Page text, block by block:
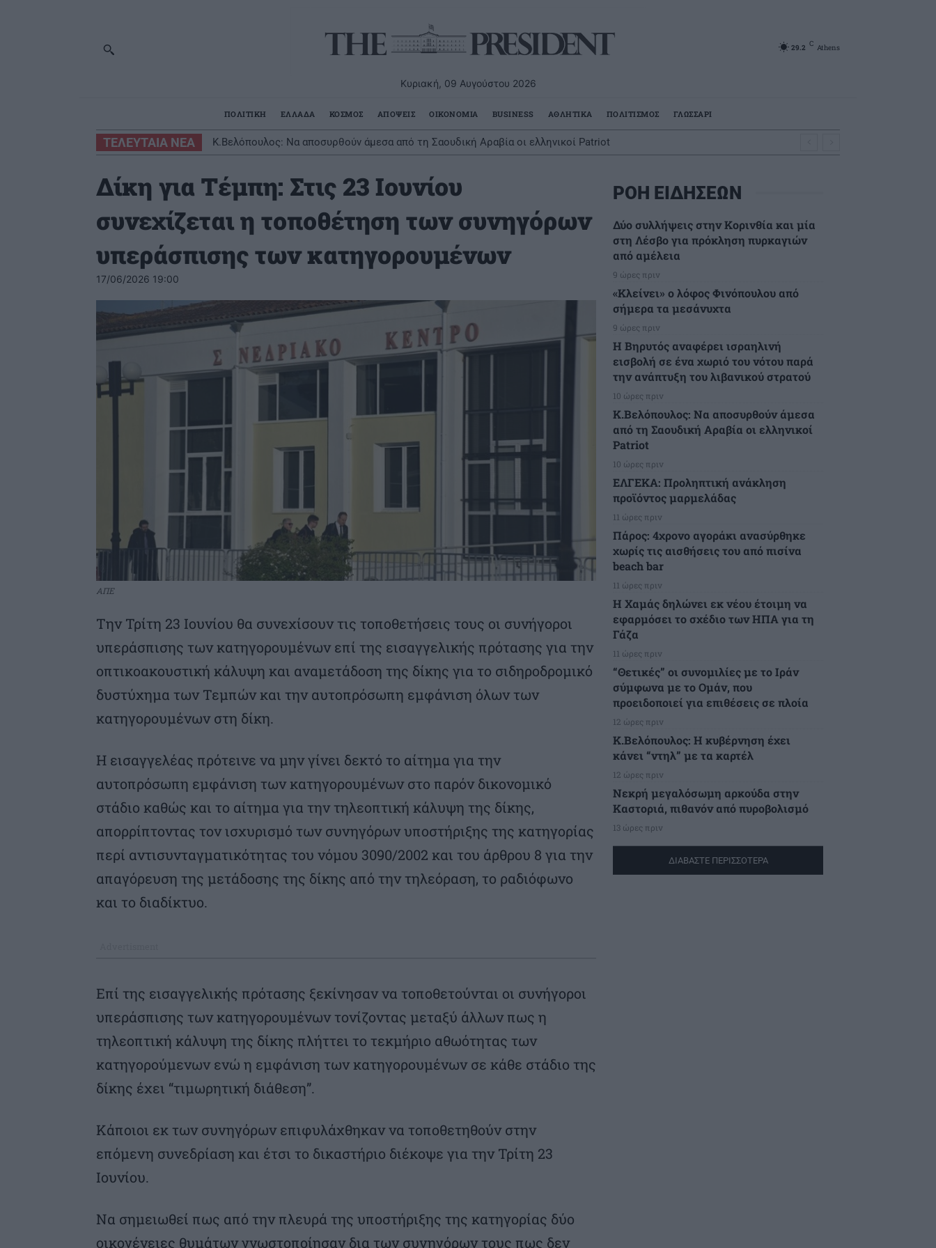
Κυριακή, 09 Αυγούστου 2026
29.2 C Athens
ΠΟΛΙΤΙΚΗ ΕΛΛΑΔΑ ΚΟΣΜΟΣ ΑΠΟΨΕΙΣ ΟΙΚΟΝΟΜΙΑ BUSINESS ΑΘΛΗΤΙΚΑ ΠΟΛΙΤΙΣΜΟΣ ΓΛΩΣΣΑΡΙ
ΤΕΛΕΥΤΑΙΑ ΝΕΑ Κ.Βελόπουλος: Να αποσυρθούν άμεσα από τη Σαουδική Αραβία οι ελληνικοί Patriot
Δίκη για Τέμπη: Στις 23 Ιουνίου
συνεχίζεται η τοποθέτηση των συνηγόρων
υπεράσπισης των κατηγορουμένων
17/06/2026 19:00
ΑΠΕ
Την Τρίτη 23 Ιουνίου θα συνεχίσουν τις τοποθετήσεις τους οι συνήγοροι
υπεράσπισης των κατηγορουμένων επί της εισαγγελικής πρότασης για την
οπτικοακουστική κάλυψη και αναμετάδοση της δίκης για το σιδηροδρομικό
δυστύχημα των Τεμπών και την αυτοπρόσωπη εμφάνιση όλων των
κατηγορουμένων στη δίκη.
Η εισαγγελέας πρότεινε να μην γίνει δεκτό το αίτημα για την
αυτοπρόσωπη εμφάνιση των κατηγορουμένων στο παρόν δικονομικό
στάδιο καθώς και το αίτημα για την τηλεοπτική κάλυψη της δίκης,
απορρίπτοντας τον ισχυρισμό των συνηγόρων υποστήριξης της κατηγορίας
περί αντισυνταγματικότητας του νόμου 3090/2002 και του άρθρου 8 για την
απαγόρευση της μετάδοσης της δίκης από την τηλεόραση, το ραδιόφωνο
και το διαδίκτυο.
Επί της εισαγγελικής πρότασης ξεκίνησαν να τοποθετούνται οι συνήγοροι
υπεράσπισης των κατηγορουμένων τονίζοντας μεταξύ άλλων πως η
τηλεοπτική κάλυψη της δίκης πλήττει το τεκμήριο αθωότητας των
κατηγορούμενων ενώ η εμφάνιση των κατηγορουμένων σε κάθε στάδιο της
δίκης έχει “τιμωρητική διάθεση”.
Κάποιοι εκ των συνηγόρων επιφυλάχθηκαν να τοποθετηθούν στην
επόμενη συνεδρίαση και έτσι το δικαστήριο διέκοψε για την Τρίτη 23
Ιουνίου.
Να σημειωθεί πως από την πλευρά της υποστήριξης της κατηγορίας δύο
οικογένειες θυμάτων γνωστοποίησαν δια των συνηγόρων τους πως δεν
ΡΟΗ ΕΙΔΗΣΕΩΝ
Δύο συλλήψεις στην Κορινθία και μία
στη Λέσβο για πρόκληση πυρκαγιών
από αμέλεια
9 ώρες πριν
«Κλείνει» ο λόφος Φινόπουλου από
σήμερα τα μεσάνυχτα
9 ώρες πριν
Η Βηρυτός αναφέρει ισραηλινή
εισβολή σε ένα χωριό του νότου παρά
την ανάπτυξη του λιβανικού στρατού
10 ώρες πριν
Κ.Βελόπουλος: Να αποσυρθούν άμεσα
από τη Σαουδική Αραβία οι ελληνικοί
Patriot
10 ώρες πριν
ΕΛΓΕΚΑ: Προληπτική ανάκληση
προϊόντος μαρμελάδας
11 ώρες πριν
Πάρος: 4χρονο αγοράκι ανασύρθηκε
χωρίς τις αισθήσεις του από πισίνα
beach bar
11 ώρες πριν
Η Χαμάς δηλώνει εκ νέου έτοιμη να
εφαρμόσει το σχέδιο των ΗΠΑ για τη
Γάζα
11 ώρες πριν
“Θετικές” οι συνομιλίες με το Ιράν
σύμφωνα με το Ομάν, που
προειδοποιεί για επιθέσεις σε πλοία
12 ώρες πριν
Κ.Βελόπουλος: Η κυβέρνηση έχει
κάνει “ντηλ” με τα καρτέλ
12 ώρες πριν
Νεκρή μεγαλόσωμη αρκούδα στην
Καστοριά, πιθανόν από πυροβολισμό
13 ώρες πριν
ΔΙΑΒΑΣΤΕ ΠΕΡΙΣΣΟΤΕΡΑ